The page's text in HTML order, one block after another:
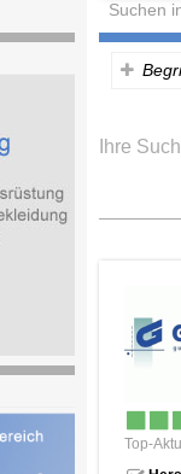
Suchen
Ihre
Top-